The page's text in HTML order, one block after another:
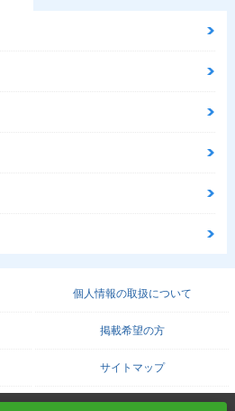
個人情報の取扱について
掲載希望の方
サイトマップ